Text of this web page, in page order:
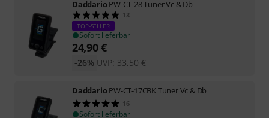
DaddarioPW-CT-28 Tuner Vc & Db
13
TOP-SELLER
Sofort lieferbar
24,90€
UVP: 33,50 €
-26%
DaddarioPW-CT-17CBK Tuner Vc & Db
16
Sofort lieferbar